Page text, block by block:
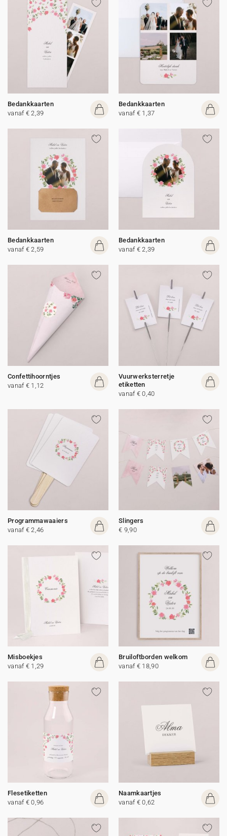
Bedankkaarten
vanaf € 2,39
Bedankkaarten
vanaf € 1,37
Bedankkaarten
vanaf € 2,59
Bedankkaarten
vanaf € 2,39
Confettihoorntjes
vanaf € 1,12
Vuurwerksterretje
etiketten
vanaf € 0,40
Programmawaaiers
vanaf € 2,46
Slingers
€ 9,90
Misboekjes
vanaf € 1,29
Bruiloftborden welkom
vanaf € 18,90
Flesetiketten
vanaf € 0,96
Naamkaartjes
vanaf € 0,62